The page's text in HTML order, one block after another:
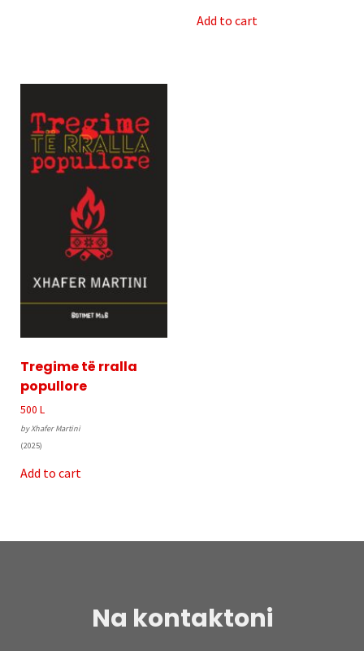
Add to cart
Tregime të rralla
popullore
500 L
by Xhafer Martini
(2025)
Add to cart
Na kontaktoni